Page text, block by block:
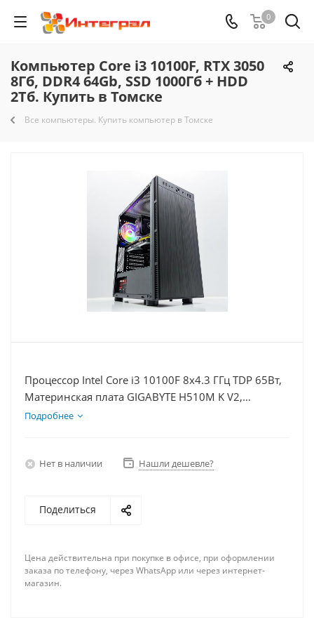
0
Компьютер Core i3 10100F, RTX 3050
8Гб, DDR4 64Gb, SSD 1000Гб + HDD
2Тб. Купить в Томске
Все компьютеры. Купить компьютер в Томске
Процессор Intel Core i3 10100F 8x4.3 ГГц TDP 65Вт,
Материнская плата GIGABYTE H510M K V2,
Видеокарта RTX 3050 8Гб, Память DDR4 64Gb,
Подробнее
Нет в наличии Нашли дешевле?
Поделиться
Цена действительна при покупке в офисе, при оформлении
заказа по телефону, через WhatsApp или через интернет-
магазин.